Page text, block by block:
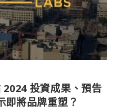
投資成果、預告
即將品牌重塑？